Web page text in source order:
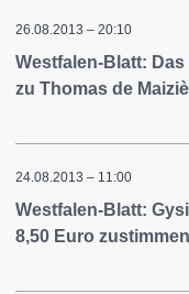
26.08.2013 – 20:10
Westfalen-Blatt:
zu Thomas de
24.08.2013 – 11:00
Westfalen-Blatt:
8,50 Euro zustimmen